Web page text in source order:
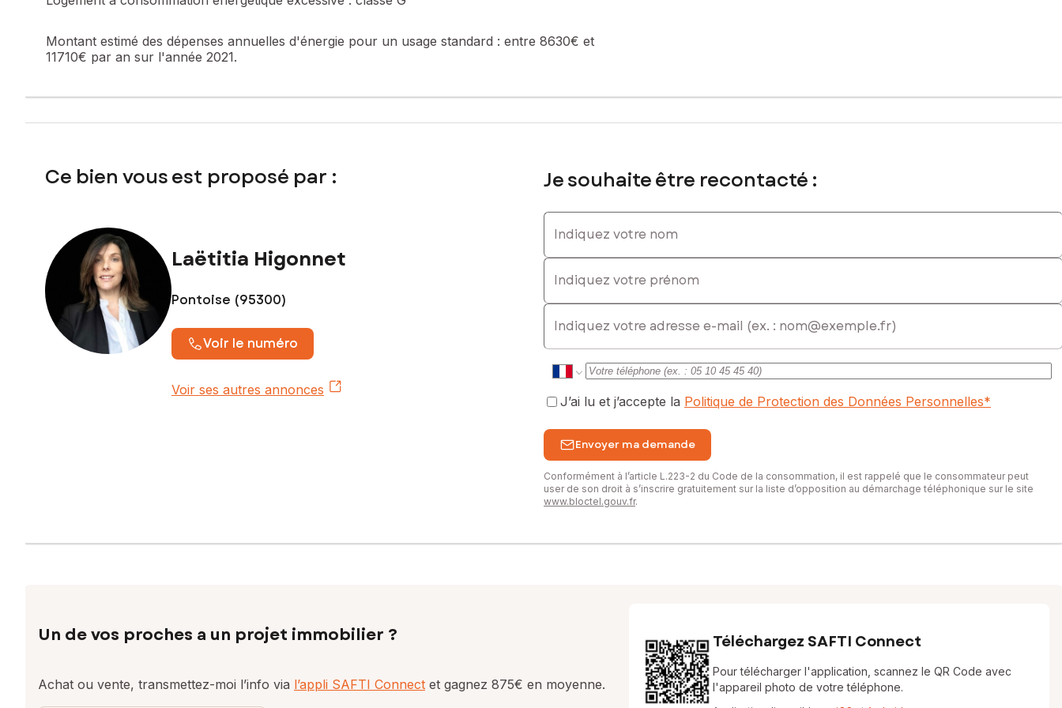
Montant estimé des dépenses annuelles d'énergie pour un usage standard : entre 8630€ et
11710€ par an sur l'année 2021.
Ce bien vous est proposé par :
Laëtitia Higonnet
Pontoise (95300)
Voir le numéro
Voir ses autres annonces
Je souhaite être recontacté :
Indiquez votre nom
Indiquez votre prénom
E-mail
J’ai lu et j’accepte la Politique de Protection des Données Personnelles*
Envoyer ma demande
Conformément à l’article L.223-2 du Code de la consommation, il est rappelé que le consommateur peut
user de son droit à s’inscrire gratuitement sur la liste d’opposition au démarchage téléphonique sur le site
www.bloctel.gouv.fr.
Un de vos proches a un projet immobilier ?
Achat ou vente, transmettez-moi l’info via l’appli SAFTI Connect et gagnez 875€ en moyenne.
Téléchargez SAFTI Connect
Pour télécharger l'application, scannez le QR Code avec
l'appareil photo de votre téléphone.